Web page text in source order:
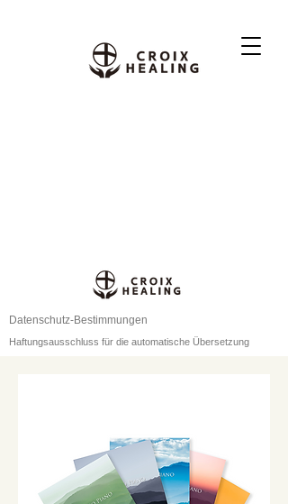
Datenschutz-Bestimmungen
Haftungsausschluss für die automatische Übersetzung